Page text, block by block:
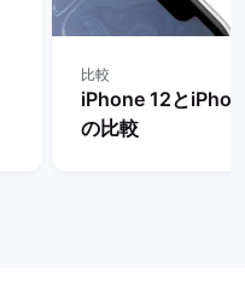
比較
iPhone 12と
の比較